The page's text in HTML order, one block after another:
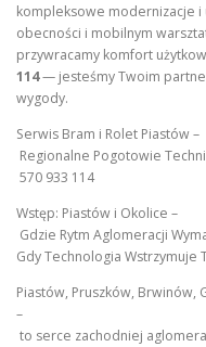
kompleksowe modernizacje
obecności i mobilnym
przywracamy komfort
114— jesteśmy Twoim
wygody.
Serwis Bram i Rolet Piastów –
Regionalne Pogotowie
570 933 114
Wstęp: Piastów i Okolice –
Gdzie Rytm Aglomeracji
Gdy Technologia Wstrzymuje
Piastów, Pruszków, Brwinów,
–
to serce zachodniej